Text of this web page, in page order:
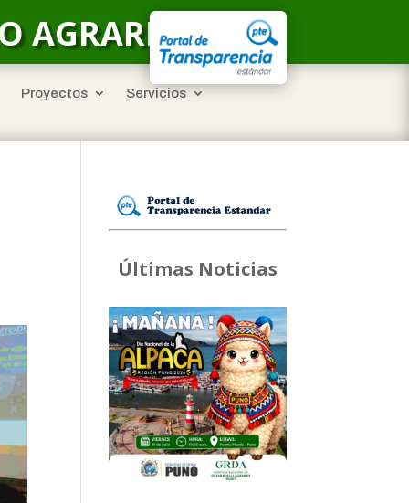
AGRARIO
Proyectos Servicios
Últimas Noticias